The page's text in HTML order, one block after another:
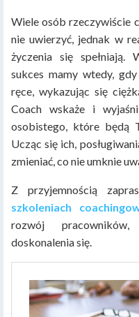
Wiele osób rzeczywiście
nie uwierzyć, jednak w
życzenia się spełniają.
sukces mamy wtedy,
ręce, wykazując się
Coach wskaże i
osobistego, które będą
Ucząc się ich,
zmieniać, co nie umknie
Z przyjemnością
szkoleniach
rozwój
doskonalenia się.